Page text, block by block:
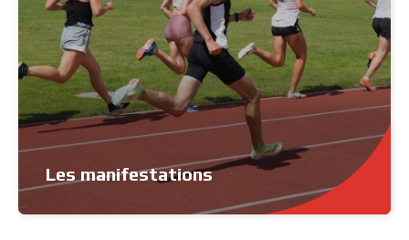
Les manifestations